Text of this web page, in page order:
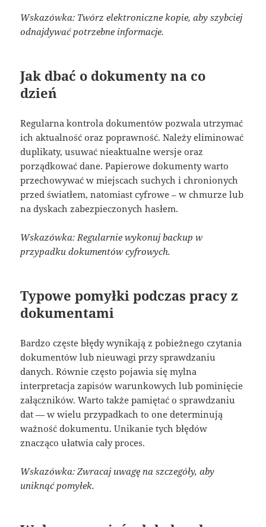
Wskazówka: Twórz elektroniczne kopie, aby szybciej
odnajdywać potrzebne informacje.
Jak dbać o dokumenty na co
dzień
Regularna kontrola dokumentów pozwala utrzymać
ich aktualność oraz poprawność. Należy eliminować
duplikaty, usuwać nieaktualne wersje oraz
porządkować dane. Papierowe dokumenty warto
przechowywać w miejscach suchych i chronionych
przed światłem, natomiast cyfrowe – w chmurze lub
na dyskach zabezpieczonych hasłem.
Wskazówka: Regularnie wykonuj backup w
przypadku dokumentów cyfrowych.
Typowe pomyłki podczas pracy z
dokumentami
Bardzo częste błędy wynikają z pobieżnego czytania
dokumentów lub nieuwagi przy sprawdzaniu
danych. Równie często pojawia się mylna
interpretacja zapisów warunkowych lub pominięcie
załączników. Warto także pamiętać o sprawdzaniu
dat — w wielu przypadkach to one determinują
ważność dokumentu. Unikanie tych błędów
znacząco ułatwia cały proces.
Wskazówka: Zwracaj uwagę na szczegóły, aby
uniknąć pomyłek.